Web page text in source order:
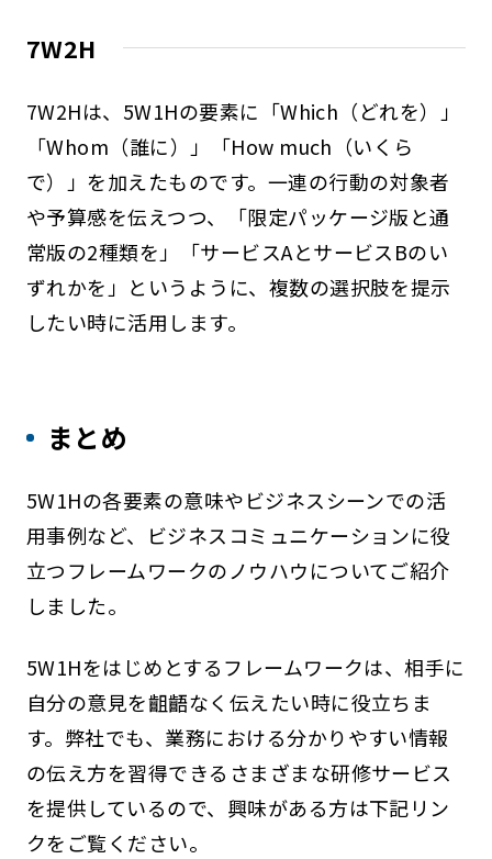
7W2H
7W2Hは、5W1Hの要素に「Which（どれを）」
「Whom（誰に）」「How much（いくら
で）」を加えたものです。一連の行動の対象者
や予算感を伝えつつ、「限定パッケージ版と通
常版の2種類を」「サービスAとサービスBのい
ずれかを」というように、複数の選択肢を提示
したい時に活用します。
まとめ
5W1Hの各要素の意味やビジネスシーンでの活
用事例など、ビジネスコミュニケーションに役
立つフレームワークのノウハウについてご紹介
しました。
5W1Hをはじめとするフレームワークは、相手に
自分の意見を齟齬なく伝えたい時に役立ちま
す。弊社でも、業務における分かりやすい情報
の伝え方を習得できるさまざまな研修サービス
を提供しているので、興味がある方は下記リン
クをご覧ください。